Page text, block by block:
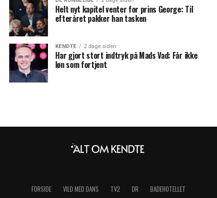
Helt nyt kapitel venter for prins George: Til
efteråret pakker han tasken
KENDTE 2 dage siden
Har gjort stort indtryk på Mads Vad: Får ikke
løn som fortjent
FORSIDE VILD MED DANS TV2 DR
BADEHOTELLET